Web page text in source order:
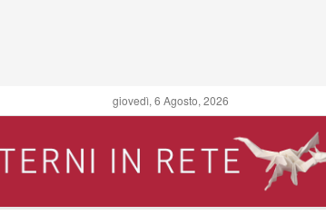
giovedì, 6 Agosto, 2026